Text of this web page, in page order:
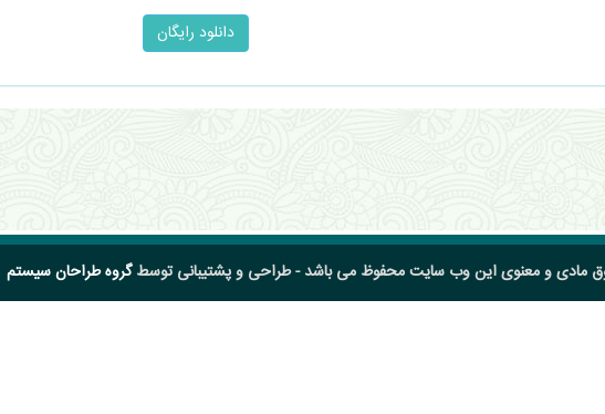
مادی و معنوی این وب سایت محفوظ می باشد - طراحی و پشتیبانی توسطگروه طراحان سیستم